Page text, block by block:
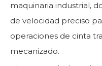
maquinaria industrial,
de velocidad preciso
operaciones de cinta
mecanizado.